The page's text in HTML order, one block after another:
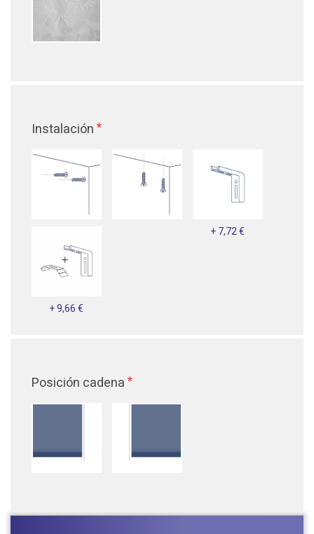
Instalación *
+ 7,72 €
+ 9,66 €
Posición cadena *